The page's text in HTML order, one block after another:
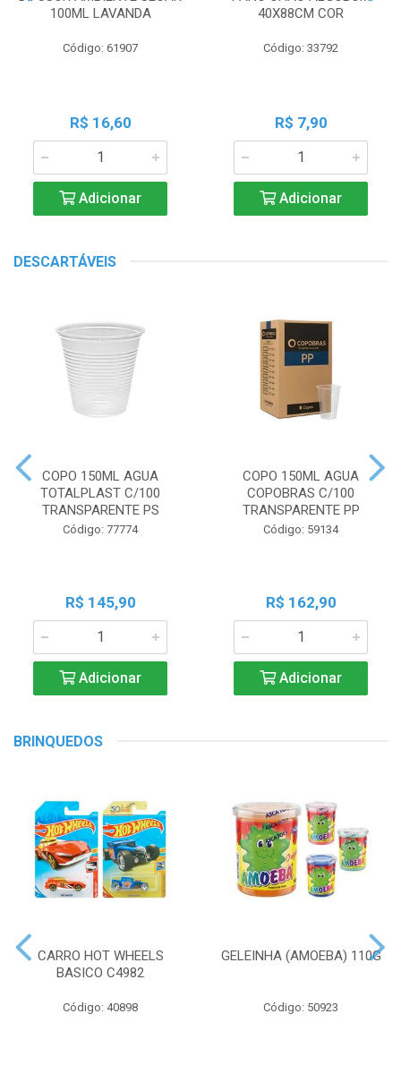
100ML LAVANDA
Código: 61907
R$ 16,60
Adicionar
40X88CM COR
Código: 33792
R$ 7,90
Adicionar
DESCARTÁVEIS
COPO 150ML AGUA
TOTALPLAST C/100
TRANSPARENTE PS
Código: 77774
R$ 145,90
Adicionar
COPO 150ML AGUA
COPOBRAS C/100
TRANSPARENTE PP
Código: 59134
R$ 162,90
Adicionar
BRINQUEDOS
CARRO HOT WHEELS
BASICO C4982
Código: 40898
GELEINHA (AMOEBA) 110G
Código: 50923